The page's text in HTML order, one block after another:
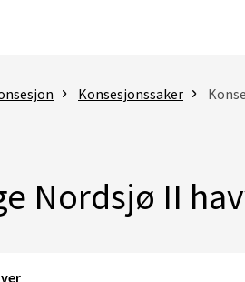
Konsesjonssaker
Nordsjø II